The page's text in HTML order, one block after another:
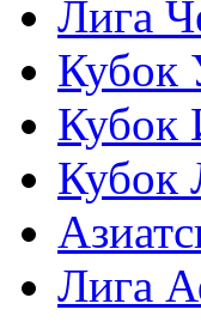
Лига
Кубок
Кубок
Лига